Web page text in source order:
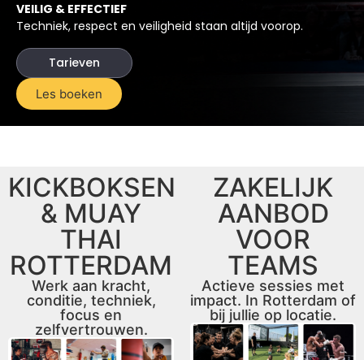
VEILIG & EFFECTIEF
Techniek, respect en veiligheid staan altijd voorop.
Tarieven
Les boeken
KICKBOKSEN
& MUAY
THAI
ROTTERDAM
Werk aan kracht,
conditie, techniek,
focus en
zelfvertrouwen.
ZAKELIJK
AANBOD
VOOR
TEAMS
Actieve sessies met
impact. In Rotterdam of
bij jullie op locatie.